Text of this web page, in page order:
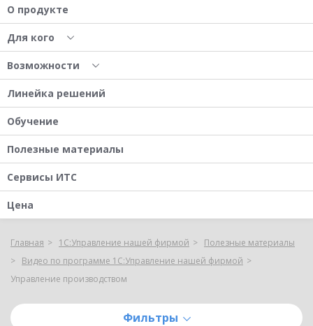
О продукте
Для кого
Возможности
Линейка решений
Обучение
Полезные материалы
Сервисы ИТС
Цена
Главная 1С:Управление нашей фирмой
Полезные материалы
Видео по программе 1С:Управление нашей фирмой
Управление производством
Фильтры